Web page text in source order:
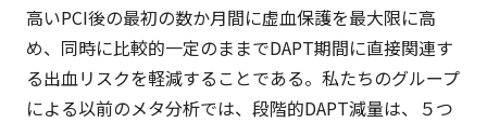
高いPCI後の最初の数か月間に虚血保護を最大限に高
め、同時に比較的一定のままでDAPT期間に直接関連す
る出血リスクを軽減することである。私たちのグループ
による以前のメタ分析では、段階的DAPT減量は、５つ